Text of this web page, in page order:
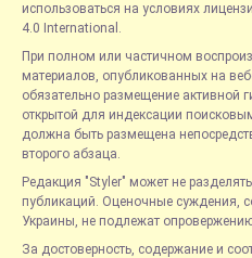
использоваться на условиях
4.0 International.
При полном или частичном
материалов, опубликованных на
обязательно размещение активной
открытой для индексации
должна быть размещена
второго абзаца.
Редакция "Styler" может не
публикаций. Оценочные суждения,
Украины, не подлежат
За достоверность, содержание и